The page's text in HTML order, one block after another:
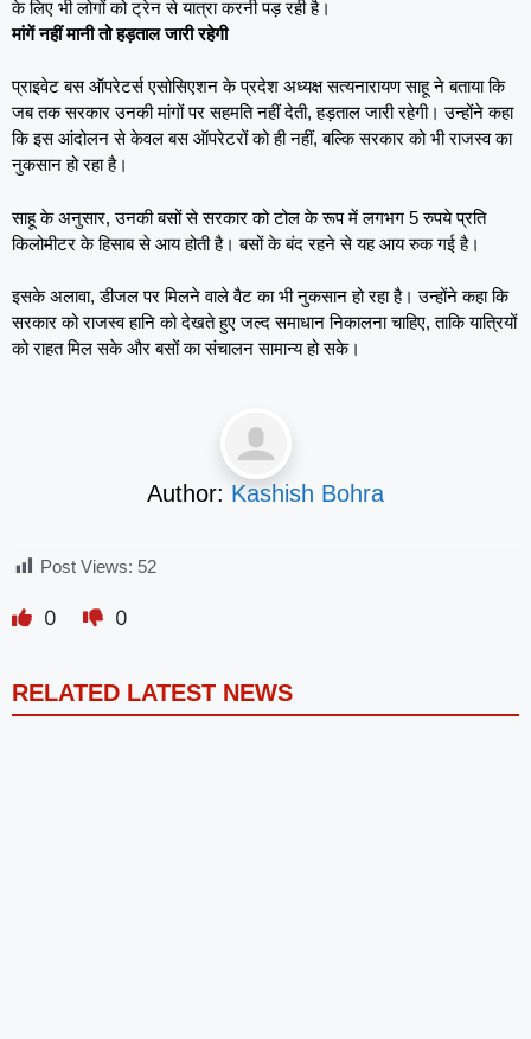
के लिए भी लोगों को ट्रेन से यात्रा करनी पड़ रही है।
मांगें नहीं मानी तो हड़ताल जारी रहेगी
प्राइवेट बस ऑपरेटर्स एसोसिएशन के प्रदेश अध्यक्ष सत्यनारायण साहू ने बताया कि
जब तक सरकार उनकी मांगों पर सहमति नहीं देती, हड़ताल जारी रहेगी। उन्होंने कहा
कि इस आंदोलन से केवल बस ऑपरेटरों को ही नहीं, बल्कि सरकार को भी राजस्व का
नुकसान हो रहा है।
साहू के अनुसार, उनकी बसों से सरकार को टोल के रूप में लगभग 5 रुपये प्रति
किलोमीटर के हिसाब से आय होती है। बसों के बंद रहने से यह आय रुक गई है।
इसके अलावा, डीजल पर मिलने वाले वैट का भी नुकसान हो रहा है। उन्होंने कहा कि
सरकार को राजस्व हानि को देखते हुए जल्द समाधान निकालना चाहिए, ताकि यात्रियों
को राहत मिल सके और बसों का संचालन सामान्य हो सके।
Author: Kashish Bohra
Post Views: 52
0 0
RELATED LATEST NEWS